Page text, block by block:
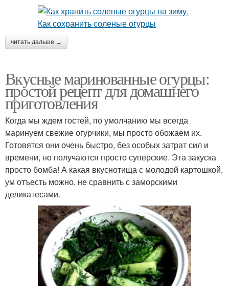
читать дальше →
Вкусные маринованные огурцы:
простой рецепт для домашнего
приготовления
Когда мы ждем гостей, по умолчанию мы всегда
маринуем свежие огурчики, мы просто обожаем их.
Готовятся они очень быстро, без особых затрат сил и
времени, но получаются просто суперские. Эта закуска
просто бомба! А какая вкуснотища с молодой картошкой,
ум отъесть можно, не сравнить с заморскими
деликатесами.